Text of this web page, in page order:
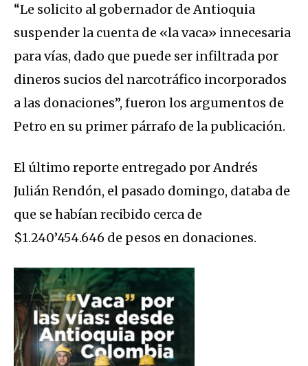
“Le solicito al gobernador de Antioquia
suspender la cuenta de «la vaca» innecesaria
para vías, dado que puede ser infiltrada por
dineros sucios del narcotráfico incorporados
a las donaciones”, fueron los argumentos de
Petro en su primer párrafo de la publicación.
El último reporte entregado por Andrés
Julián Rendón, el pasado domingo, databa de
que se habían recibido cerca de
$1.240’454.646 de pesos en donaciones.